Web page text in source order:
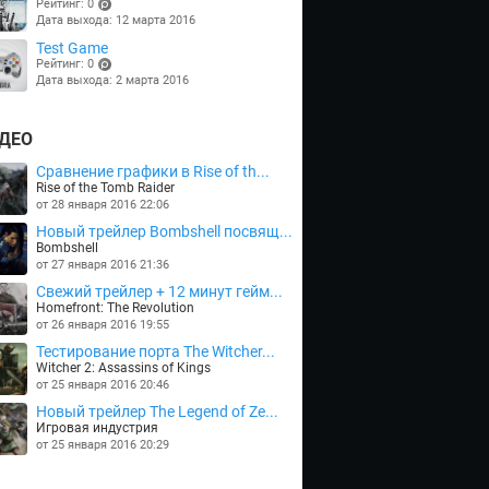
Рейтинг: 0
(points)
Дата выхода: 12 марта 2016
Test Game
Рейтинг: 0
(points)
Дата выхода: 2 марта 2016
Сравнение графики в Rise of th...
Rise of the Tomb Raider
от 28 января 2016 22:06
Новый трейлер Bombshell посвящ...
Bombshell
от 27 января 2016 21:36
Cвежий трейлер + 12 минут гейм...
Homefront: The Revolution
от 26 января 2016 19:55
Тестирование порта The Witcher...
Witcher 2: Assassins of Kings
от 25 января 2016 20:46
Новый трейлер The Legend of Ze...
Игровая индустрия
от 25 января 2016 20:29